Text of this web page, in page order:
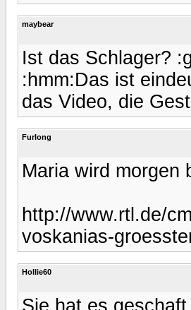
maybear
Ist das Schlager?
:hmm:Das ist
das Video, die
Furlong
Maria wird morgen
http://www.rtl.de/
voskanias-
Hollie60
Sie hat es